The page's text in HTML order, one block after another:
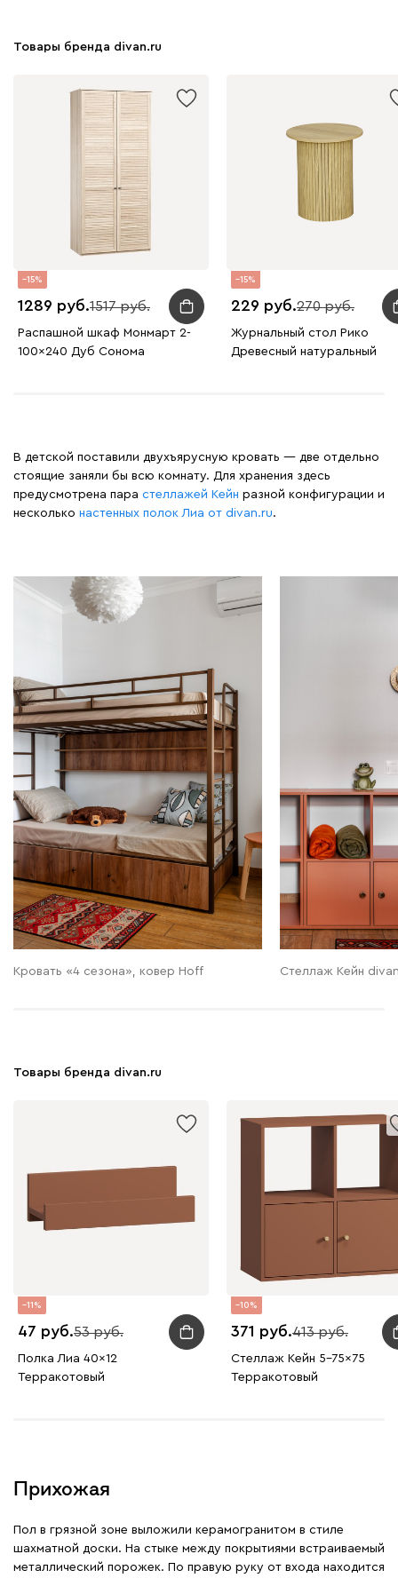
Товары бренда divan.ru
15
1289 1517
Распашной шкаф Монмарт 2-
100x240 Дуб Сонома
15
229 270
Журнальный стол Рико
Древесный натуральный
В детской поставили двухъярусную кровать — две отдельно
стоящие заняли бы всю комнату. Для хранения здесь
предусмотрена пара стеллажей Кейн разной конфигурации и
несколько настенных полок Лиа от divan.ru.
Кровать «4 сезона», ковер Hoff Стеллаж Кейн
Товары бренда divan.ru
11
47 53
Полка Лиа 40x12
Терракотовый
10
371 413
Стеллаж Кейн 5-75x75
Терракотовый
Прихожая
Пол в грязной зоне выложили керамогранитом в стиле
шахматной доски. На стыке между покрытиями встраиваемый
металлический порожек. По правую руку от входа находится